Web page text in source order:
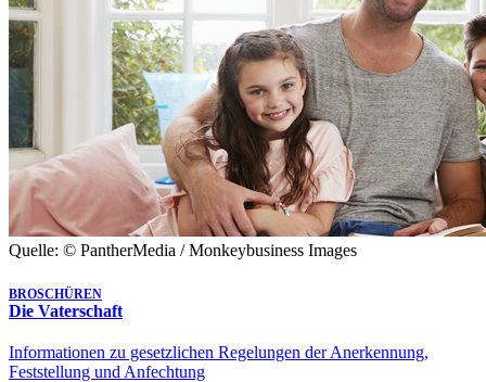
Quelle: © PantherMedia / Monkeybusiness Images
BROSCHÜREN
Die Vaterschaft
Informationen zu gesetzlichen Regelungen der Anerkennung,
Feststellung und Anfechtung